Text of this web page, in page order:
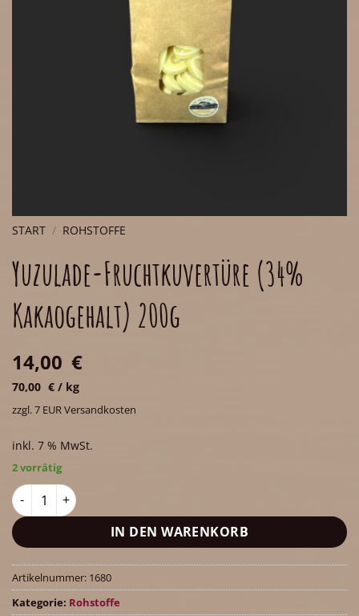
START / ROHSTOFFE
Yuzulade-Fruchtkuvertüre (34%
Kakaogehalt) 200g
14,00 €
70,00 € / kg
zzgl. 7 EUR Versandkosten
inkl. 7 % MwSt.
2 vorrätig
Yuzulade-Fruchtkuvertüre (34% Kakaogehalt) 200g Menge
IN DEN WARENKORB
Artikelnummer: 1680
Kategorie: Rohstoffe